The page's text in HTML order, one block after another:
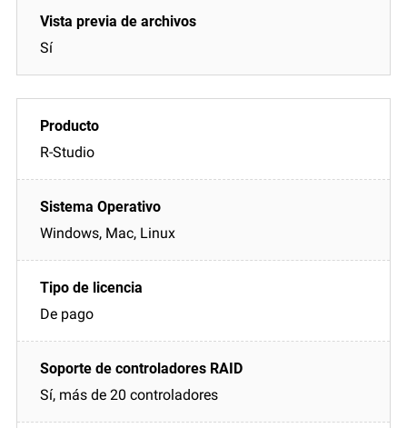
Sí
R-Studio
Windows, Mac, Linux
De pago
Sí, más de 20 controladores